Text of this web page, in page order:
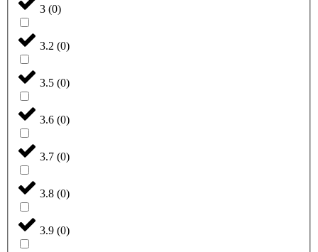
3 (0)
3.2 (0)
3.5 (0)
3.6 (0)
3.7 (0)
3.8 (0)
3.9 (0)